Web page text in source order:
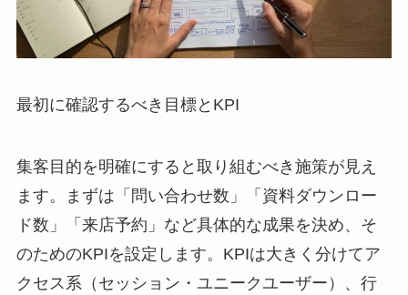
最初に確認するべき目標とKPI
集客目的を明確にすると取り組むべき施策が見え
ます。まずは「問い合わせ数」「資料ダウンロー
ド数」「来店予約」など具体的な成果を決め、そ
のためのKPIを設定します。KPIは大きく分けてア
クセス系（セッション・ユニークユーザー）、行